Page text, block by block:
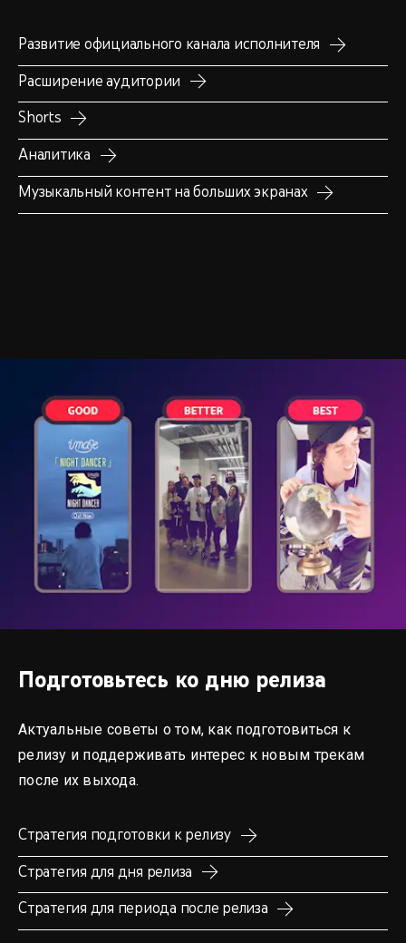
Развитие официального канала исполнителя
Расширение аудитории
Shorts
Аналитика
Музыкальный контент на больших экранах
Подготовьтесь ко дню релиза
Актуальные советы о том, как подготовиться к
релизу и поддерживать интерес к новым трекам
после их выхода.
Стратегия подготовки к релизу
Стратегия для дня релиза
Стратегия для периода после релиза